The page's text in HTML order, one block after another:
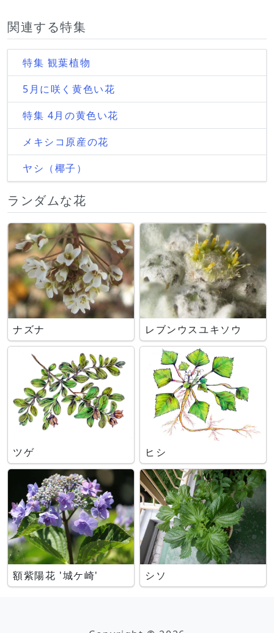
関連する特集
特集 観葉植物
5月に咲く黄色い花
特集 4月の黄色い花
メキシコ原産の花
ヤシ（椰子）
ランダムな花
ナズナ レブンウスユキソウ
ツゲ ヒシ
額紫陽花 '城ケ崎' シソ